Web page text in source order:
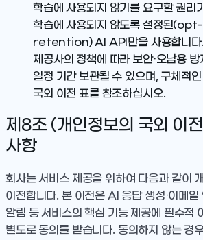
학습에 사용되지 않기를 요구할 권리
학습에 사용되지 않도록 설정된
retention) AI API만을 사용합니다.
제공사의 정책에 따라 보안·오남용
일정 기간 보관될 수 있으며, 구체적
국외 이전 표를 참조하십시오.
제8조 (개인정보의 국외 이
사항
회사는 서비스 제공을 위하여 다음과 같이
이전합니다. 본 이전은 AI 응답 생성·이메일
알림 등 서비스의 핵심 기능 제공에 필수적
별도로 동의를 받습니다. 동의하지 않는 경